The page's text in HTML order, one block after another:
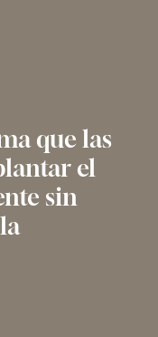
que las
el
sin